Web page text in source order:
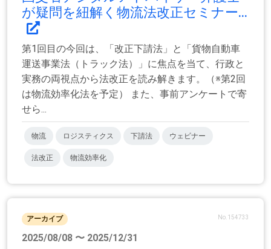
が疑問を紐解く物流法改正セミナー...
第1回目の今回は、「改正下請法」と「貨物自動車
運送事業法（トラック法）」に焦点を当て、行政と
実務の両視点から法改正を読み解きます。（※第2回
は物流効率化法を予定） また、事前アンケートで寄
せら...
物流 ロジスティクス 下請法 ウェビナー
法改正 物流効率化
アーカイブ No.154733
2025/08/08 〜 2025/12/31